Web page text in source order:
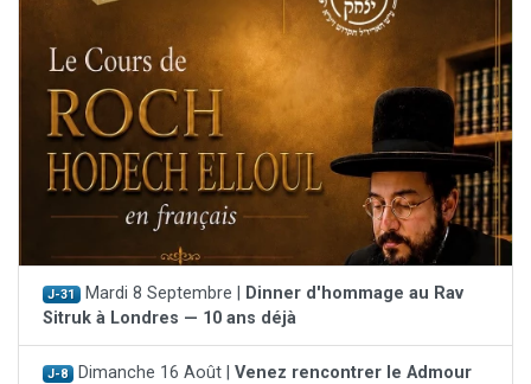
J-31 Mardi 8 Septembre |
Dinner d'hommage au Rav
Sitruk à Londres — 10 ans déjà
J-8 Dimanche 16 Août | Venez rencontrer le Admour